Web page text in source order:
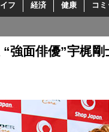
フ 経済 健康 コ
強面俳優”宇梶